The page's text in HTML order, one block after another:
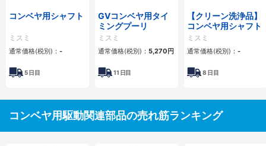
コンベヤ用シャフト
ミスミ
通常価格(税別)： -
5日目
GVコンベヤ用タイ
ミングプーリ
ミスミ
通常価格(税別)： 5,270円
11 日目
【クリーン洗浄品】
コンベヤ用シャフト
ミスミ
通常価格(税別)： -
8 日目
コンベヤ用駆動関連部品の売れ筋ランキング